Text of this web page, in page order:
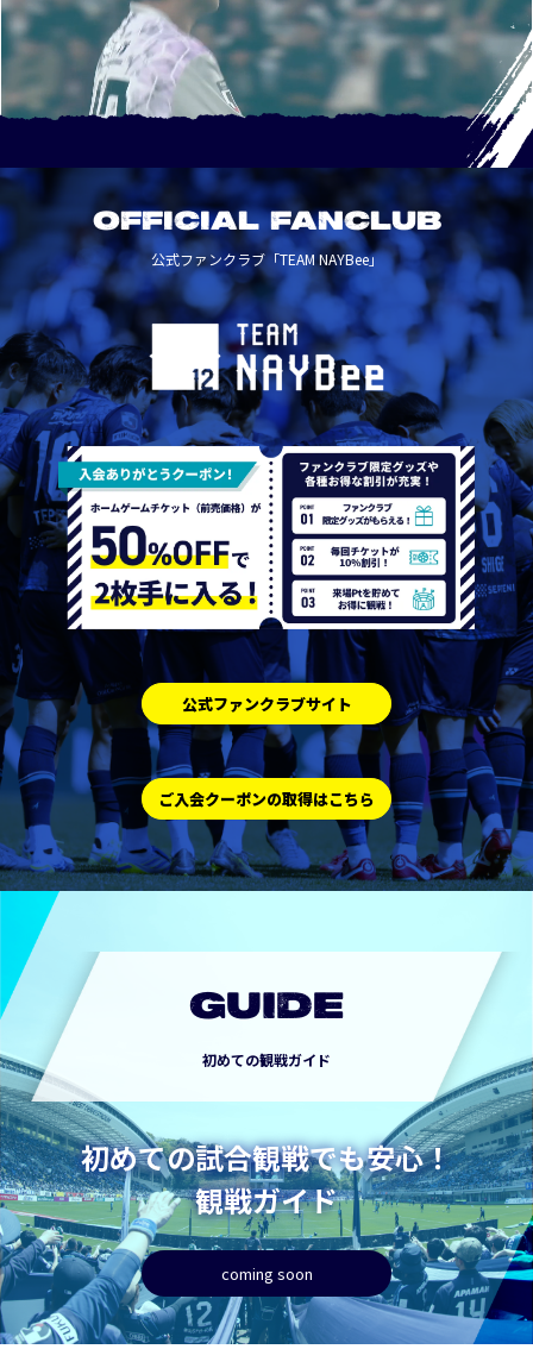
OFFICIAL FANCLUB
公式ファンクラブ「TEAM NAYBee」
公式ファンクラブサイト
ご入会クーポンの取得はこちら
GUIDE
初めての観戦ガイド
初めての試合観戦でも安心！
観戦ガイド
coming soon